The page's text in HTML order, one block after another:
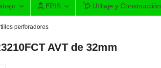
EPIS Utillaje y Construcción
perforadores
AVT de 32mm